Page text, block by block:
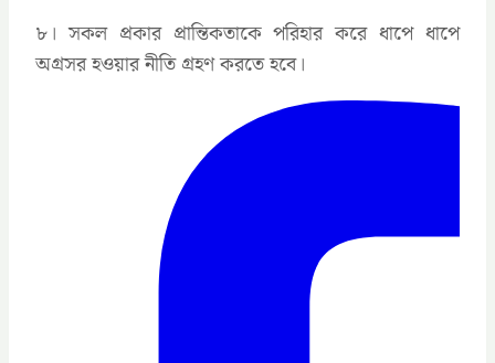
৮। সকল প্রকার প্রান্তিকতাকে পরিহার করে ধাপে ধাপে
অগ্রসর হওয়ার নীতি গ্রহণ করতে হবে।